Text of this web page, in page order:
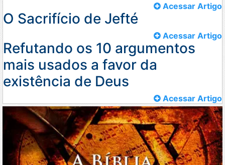
Acessar Artigo
O Sacrifício de Jefté
Acessar Artigo
Refutando os 10 argumentos
mais usados a favor da
existência de Deus
Acessar Artigo